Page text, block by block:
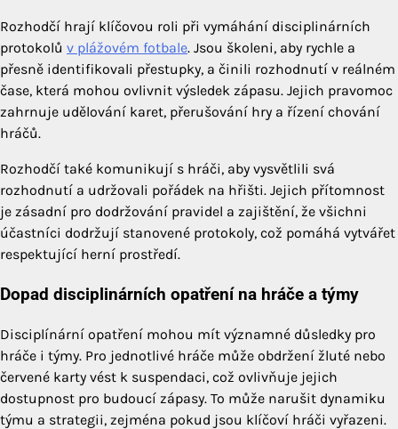
Rozhodčí hrají klíčovou roli při vymáhání disciplinárních
protokolů v plážovém fotbale. Jsou školeni, aby rychle a
přesně identifikovali přestupky, a činili rozhodnutí v reálném
čase, která mohou ovlivnit výsledek zápasu. Jejich pravomoc
zahrnuje udělování karet, přerušování hry a řízení chování
hráčů.
Rozhodčí také komunikují s hráči, aby vysvětlili svá
rozhodnutí a udržovali pořádek na hřišti. Jejich přítomnost
je zásadní pro dodržování pravidel a zajištění, že všichni
účastníci dodržují stanovené protokoly, což pomáhá vytvářet
respektující herní prostředí.
Dopad disciplinárních opatření na hráče a týmy
Disciplínární opatření mohou mít významné důsledky pro
hráče i týmy. Pro jednotlivé hráče může obdržení žluté nebo
červené karty vést k suspendaci, což ovlivňuje jejich
dostupnost pro budoucí zápasy. To může narušit dynamiku
týmu a strategii, zejména pokud jsou klíčoví hráči vyřazeni.